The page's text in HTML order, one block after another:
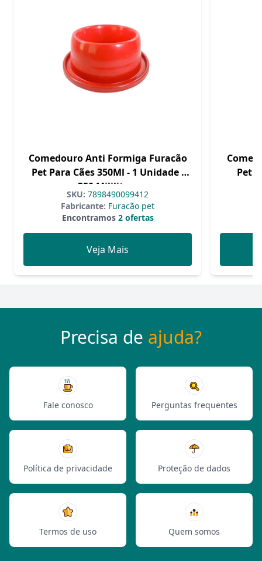
Comedouro Anti Formiga Furacão
Pet Para Cães 350Ml - 1 Unidade -
350 Mililitros
SKU: 7898490099412
Fabricante: Furacão pet
Encontramos2 ofertas
Veja Mais
Pet
Precisa de ajuda?
Fale conosco Perguntas frequentes
Política de privacidade Proteção de dados
Termos de uso Quem somos